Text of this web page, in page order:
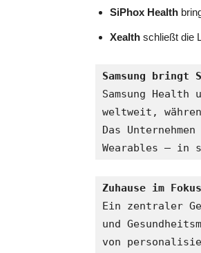
SiPhox Health
Xealth schließt die
Samsung bringt
Samsung
weltweit,
Das
Wearables – in
Zuhause im Fokus
Ein zentraler
und
von